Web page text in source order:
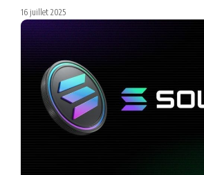
16 juillet 2025